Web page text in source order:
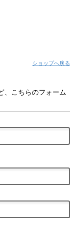
ショップへ戻る
、こちらのフォーム